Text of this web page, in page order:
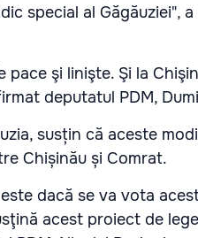
special al Găgăuziei",
pace şi linişte. Şi la
deputatul PDM,
susțin că aceste
Chișinău și Comrat.
dacă se va vota
acest proiect de